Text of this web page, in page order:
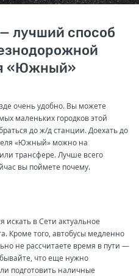
лучший способ
«Южный»
очень удобно. Вы можете
маленьких городков этой
до ж/д станции. Доехать до
«Южный» можно на
трансфере. Лучше всего
вы поймете почему.
искать в Сети актуальное
Кроме того, автобусы медленно
не рассчитаете время в пути —
что еще нужно
подготовить наличные